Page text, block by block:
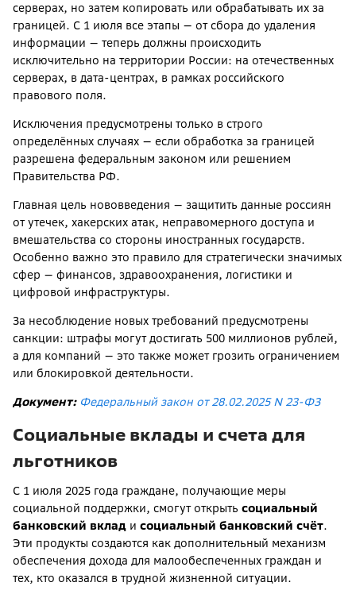
серверах, но затем копировать или обрабатывать их за
границей. С 1 июля все этапы — от сбора до удаления
информации — теперь должны происходить
исключительно на территории России: на отечественных
серверах, в дата-центрах, в рамках российского
правового поля.
Исключения предусмотрены только в строго
определённых случаях — если обработка за границей
разрешена федеральным законом или решением
Правительства РФ.
Главная цель нововведения — защитить данные россиян
от утечек, хакерских атак, неправомерного доступа и
вмешательства со стороны иностранных государств.
Особенно важно это правило для стратегически значимых
сфер — финансов, здравоохранения, логистики и
цифровой инфраструктуры.
За несоблюдение новых требований предусмотрены
санкции: штрафы могут достигать 500 миллионов рублей,
а для компаний — это также может грозить ограничением
или блокировкой деятельности.
Документ: Федеральный закон от 28.02.2025 N 23-ФЗ
Социальные вклады и счета для
льготников
С 1 июля 2025 года граждане, получающие меры
социальной поддержки, смогут открыть социальный
банковский вклад и социальный банковский счёт.
Эти продукты создаются как дополнительный механизм
обеспечения дохода для малообеспеченных граждан и
тех, кто оказался в трудной жизненной ситуации.